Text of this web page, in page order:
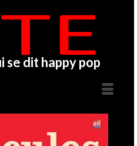
se dit happy pop